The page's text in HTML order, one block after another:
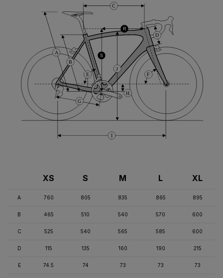
I
D
B
R
A
G
C
E
S
H
J
F
XS S M L XL
A 760 805 835 865 895
B 465 510 540 570 600
C 525 540 565 585 600
D 115 135 160 190 215
E 74.5 74 73 73 73